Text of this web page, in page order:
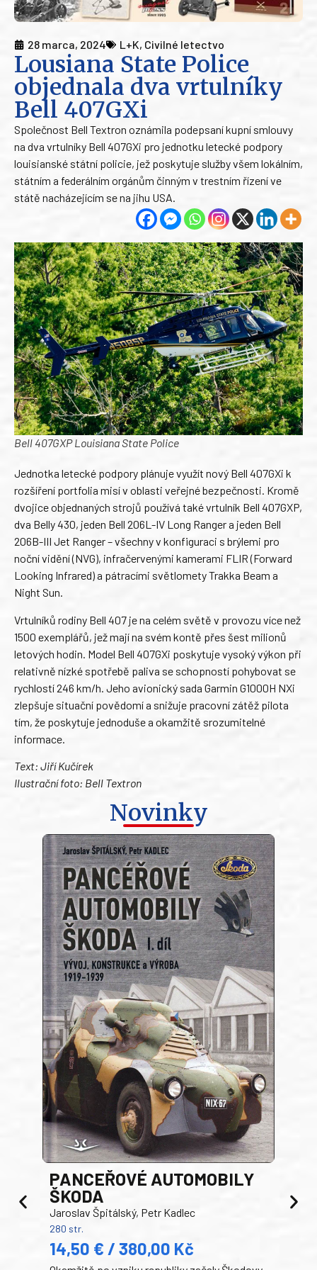
28 marca, 2024 L+K, Civilné letectvo
Lousiana State Police
objednala dva vrtulníky
Bell 407GXi
Společnost Bell Textron oznámila podepsaní kupní smlouvy
na dva vrtulníky Bell 407GXi pro jednotku letecké podpory
louisianské státní policie, jež poskytuje služby všem lokálním,
státním a federálním orgánům činným v trestním řízení ve
státě nacházejícím se na jihu USA.
Bell 407GXP Louisiana State Police
Jednotka letecké podpory plánuje využít nový Bell 407GXi k
rozšíření portfolia misí v oblasti veřejné bezpečnosti. Kromě
dvojice objednaných strojů používá také vrtulník Bell 407GXP,
dva Belly 430, jeden Bell 206L-IV Long Ranger a jeden Bell
206B-III Jet Ranger – všechny v konfiguraci s brýlemi pro
noční vidění (NVG), infračervenými kamerami FLIR (Forward
Looking Infrared) a pátracími světlomety Trakka Beam a
Night Sun.
Vrtulníků rodiny Bell 407 je na celém světě v provozu více než
1500 exemplářů, jež mají na svém kontě přes šest milionů
letových hodin. Model Bell 407GXi poskytuje vysoký výkon při
relativně nízké spotřebě paliva se schopností pohybovat se
rychlostí 246 km/h. Jeho avionický sada Garmin G1000H NXi
zlepšuje situační povědomí a snižuje pracovní zátěž pilota
tím, že poskytuje jednoduše a okamžitě srozumitelné
informace.
Text: Jiří Kučírek
Ilustrační foto: Bell Textron
Novinky
PANCEŘOVÉ AUTOMOBILY
ŠKODA
Jaroslav Špitálský, Petr Kadlec
280 str.
14,50 € / 380,00 Kč